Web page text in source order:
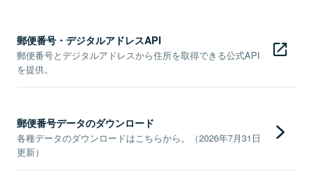
郵便番号・デジタルアドレスAPI
郵便番号とデジタルアドレスから住所を取得できる公式API
を提供。
郵便番号データのダウンロード
各種データのダウンロードはこちらから。（2026年7月31日
更新）